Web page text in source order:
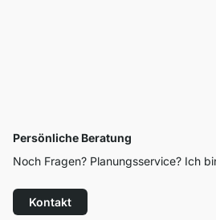
Persönliche Beratung
Noch Fragen? Planungsservice? Ich
Kontakt